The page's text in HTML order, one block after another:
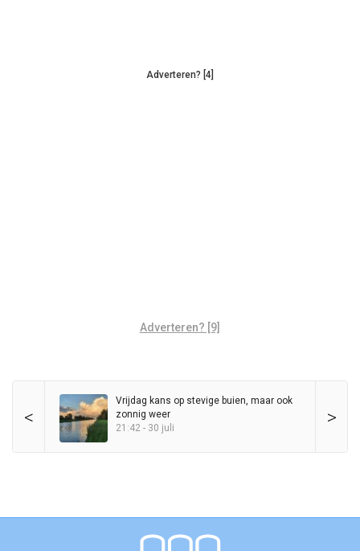
Adverteren? [4]
Adverteren? [9]
< >
Vrijdag kans op stevige buien, maar ook
zonnig weer
21:42 - 30 juli